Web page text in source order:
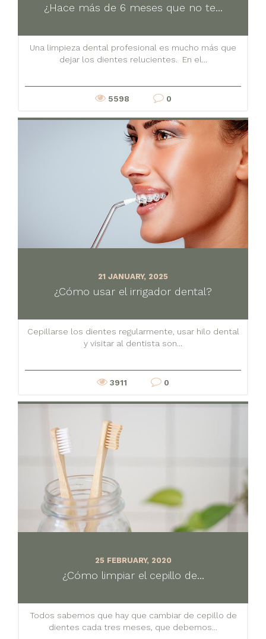
¿Hace más de 6 meses que no te...
Una limpieza dental profesional es mucho más que
dejar los dientes relucientes. En el...
5598 0
21 JANUARY, 2025
¿Cómo usar el irrigador dental?
Cepillarse los dientes regularmente, usar hilo dental
y visitar al dentista son...
3911 0
25 FEBRUARY, 2020
¿Cómo limpiar el cepillo de...
Todos sabemos que hay que cambiar de cepillo de
dientes cada tres meses, que debemos...